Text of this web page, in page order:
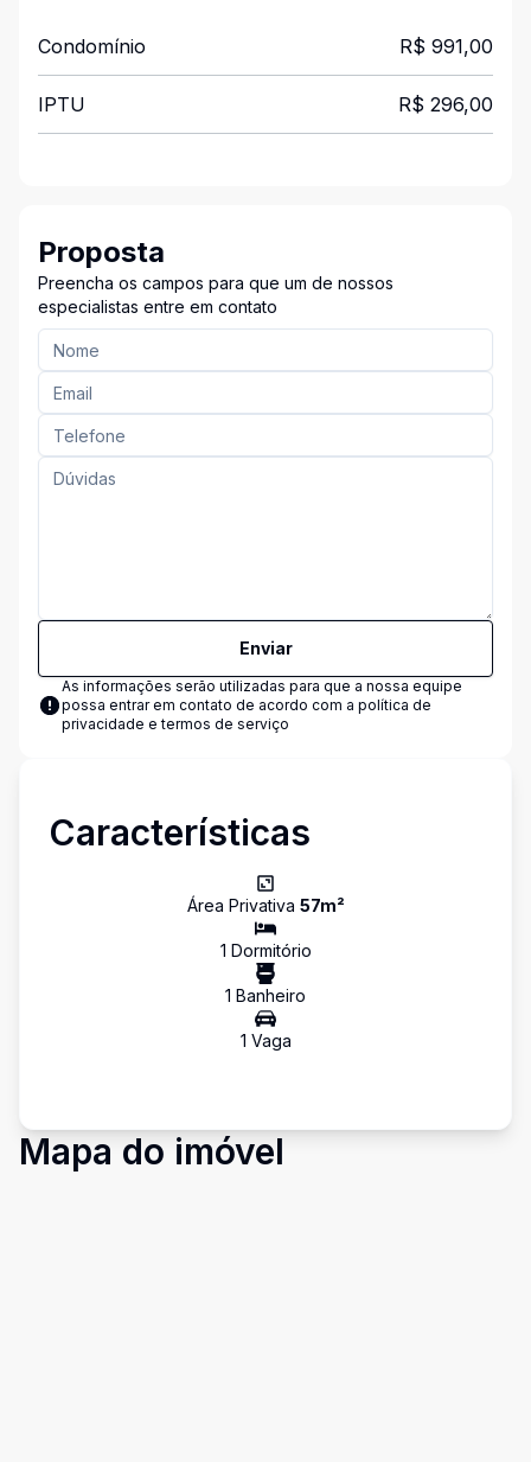
Condomínio R$ 991,00
IPTU R$ 296,00
Proposta
Preencha os campos para que um de nossos
especialistas entre em contato
Enviar
As informações serão utilizadas para que a nossa equipe
possa entrar em contato de acordo com a política de
privacidade e termos de serviço
Características
Área Privativa 57m²
1 Dormitório
1 Banheiro
1 Vaga
Mapa do imóvel